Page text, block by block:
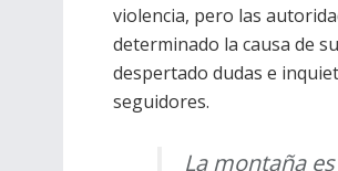
violencia, pero las
determinado la causa de
despertado dudas e
seguidores.
La montaña